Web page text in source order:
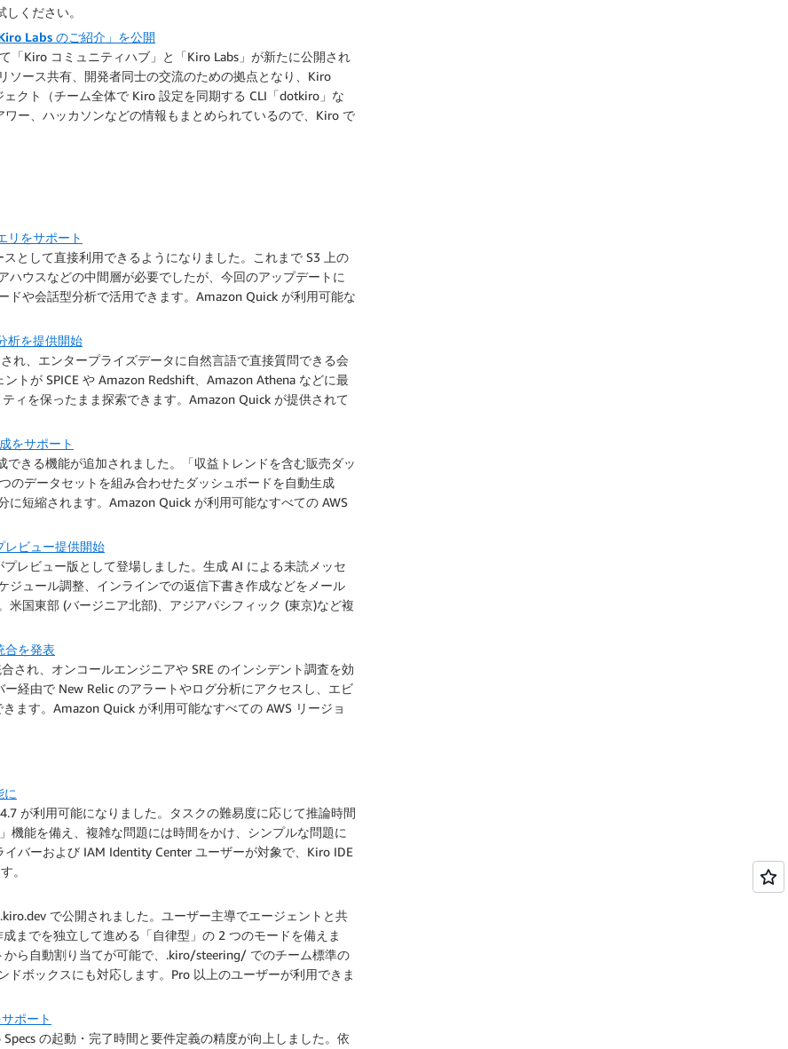
ください。
Labs のご紹介」を公開
「Kiro コミュニティハブ」と「Kiro Labs」が新たに公開され
ソース共有、開発者同士の交流のための拠点となり、Kiro
クト（チーム全体で Kiro 設定を同期する CLI「dotkiro」な
ー、ハッカソンなどの情報もまとめられているので、Kiro で
リをサポート
として直接利用できるようになりました。これまで S3 上の
ハウスなどの中間層が必要でしたが、今回のアップデートに
ドや会話型分析で活用できます。Amazon Quick が利用可能な
析を提供開始
れ、エンタープライズデータに自然言語で直接質問できる会
トが SPICE や Amazon Redshift、Amazon Athena などに最
ィを保ったまま探索できます。Amazon Quick が提供されて
をサポート
きる機能が追加されました。「収益トレンドを含む販売ダッ
のデータセットを組み合わせたダッシュボードを自動生成
に短縮されます。Amazon Quick が利用可能なすべての AWS
ビュー提供開始
レビュー版として登場しました。生成 AI による未読メッセ
ジュール調整、インラインでの返信下書き作成などをメール
国東部 (バージニア北部)、アジアパシフィック (東京)など複
合を発表
され、オンコールエンジニアや SRE のインシデント調査を効
経由で New Relic のアラートやログ分析にアクセスし、エビ
ます。Amazon Quick が利用可能なすべての AWS リージョ
に
が利用可能になりました。タスクの難易度に応じて推論時間
機能を備え、複雑な問題には時間をかけ、シンプルな問題に
バーおよび IAM Identity Center ユーザーが対象で、Kiro IDE
。
で公開されました。ユーザー主導でエージェントと共
までを独立して進める「自律型」の 2 つのモードを備えま
ら自動割り当てが可能で、.kiro/steering/ でのチーム標準の
ボックスにも対応します。Pro 以上のユーザーが利用できま
ポート
の起動・完了時間と要件定義の精度が向上しました。依